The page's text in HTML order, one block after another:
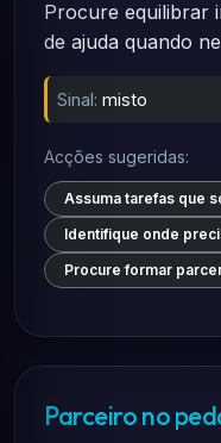
Procure equilibrar
de ajuda quando
Sinal: misto
Acções sugeridas:
Assuma tarefas que
Identifique onde
Procure formar
Parceiro no